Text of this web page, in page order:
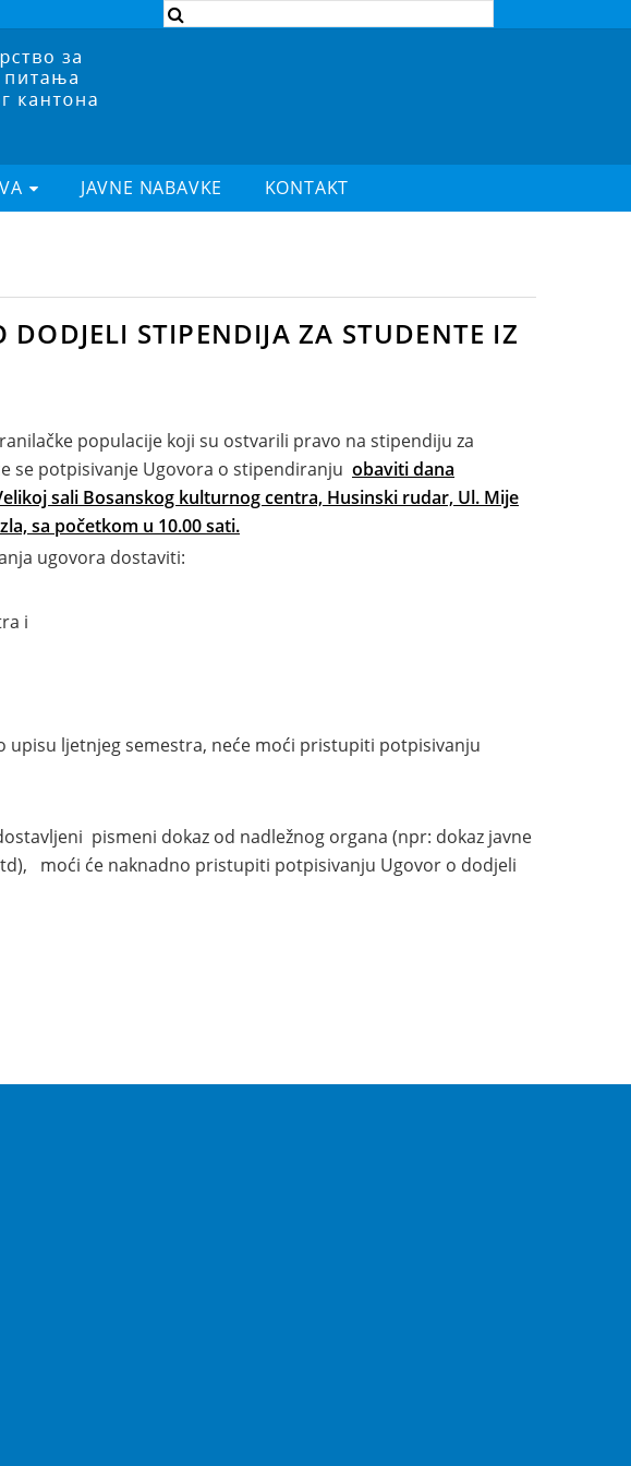
JAVNE NABAVKE KONTAKT
STIPENDIJA ZA STUDENTE IZ
populacije koji su ostvarili pravo na stipendiju za
se potpisivanje Ugovora o stipendiranju obaviti dana
sali Bosanskog kulturnog centra, Husinski rudar, Ul. Mije
sa početkom u 10.00 sati.
ugovora dostaviti:
i
upisu ljetnjeg semestra, neće moći pristupiti potpisivanju
pismeni dokaz od nadležnog organa (npr: dokaz javne
moći će naknadno pristupiti potpisivanju Ugovor o dodjeli